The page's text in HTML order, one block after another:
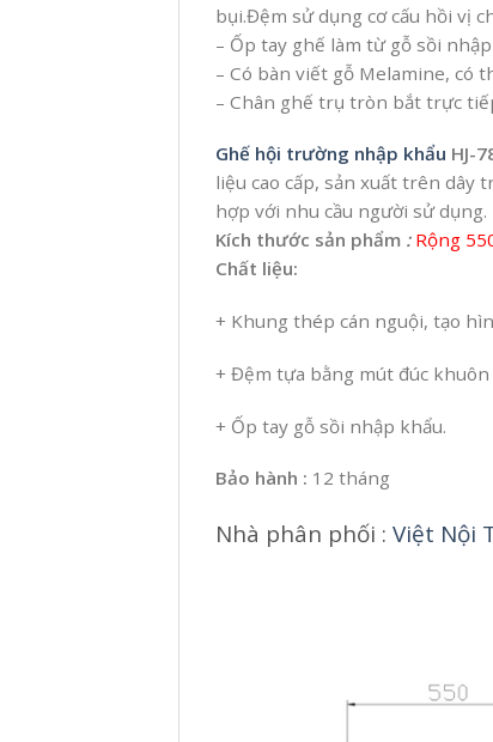
bụi.Đệm sử dụng cơ cấu hồi vị
– Ốp tay ghế làm từ gỗ sồi
– Có bàn viết gỗ Melamine, có
– Chân ghế trụ tròn bắt trực
Ghế hội trường nhập khẩu HJ-
liệu cao cấp, sản xuất trên dây
hợp với nhu cầu người sử dụng.
Kích thước sản phẩm : Rộng
Chất liệu:
+ Khung thép cán nguội, tạo
+ Đệm tựa bằng mút đúc
+ Ốp tay gỗ sồi nhập khẩu.
Bảo hành : 12 tháng
Nhà phân phối :Việt Nội